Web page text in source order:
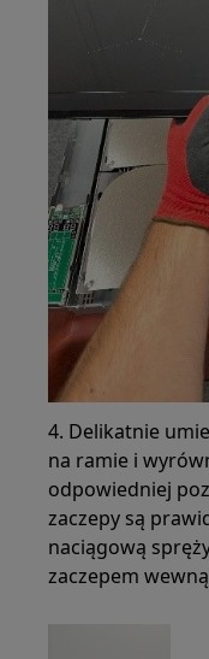
4. Delikatnie
na ramie i
odpowiedniej
zaczepy są
naciągową
zaczepem